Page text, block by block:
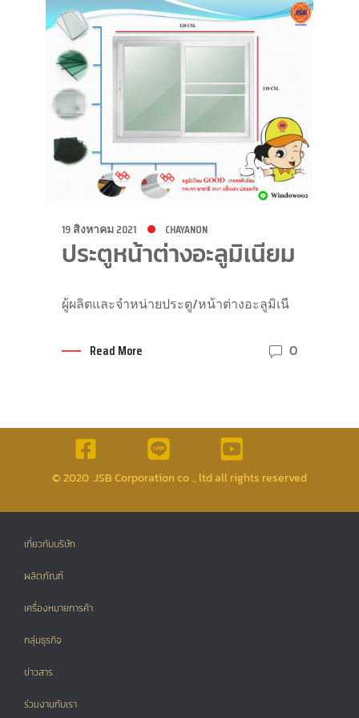
19 สิงหาคม 2021 CHAYANON
ประตูหน้าต่างอะลูมิเนียม
ผู้ผลิตและจำหน่ายประตู/หน้าต่างอะลูมิเนี
Read More 0
© 2020 JSB Corporation co ., ltd all rights reserved
เกี่ยวกับบริษัท
ผลิตภัณฑ์
เครื่องหมายการค้า
กลุ่มธุรกิจ
ข่าวสาร
ร่วมงานกับเรา